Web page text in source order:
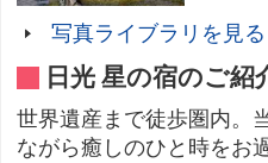
写真ライブラリを見る
日光 星の宿のご紹
世界遺産まで徒歩圏内。
ながら癒しのひと時をお